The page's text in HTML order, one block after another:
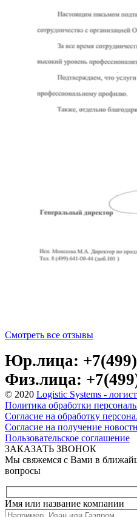
Смотреть все отзывы
Юр.лица:
Физ.лица:
© 2020 Logistic Systems -
Политика обработки
Согласие на обработку
Согласие на получение
Пользовательское соглашение
ЗАКАЗАТЬ ЗВОНОК
Мы свяжемся с Вами в
вопросы
Имя или название компании